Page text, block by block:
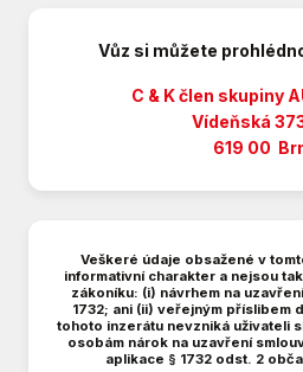
Dvouzónová klimatizace
El. okna
El. seřiditelná sedadla
El. sklopná zrcátka
Hlasové ovládání
Hlídání jízdního pruhu
Hlídání mrtvého úhlu
Hlídání provozu při
Vůz si můžete
C & K člen skupiny
Vídeňská
619 00
Veškeré údaje obsažené v
informativní charakter a nejsou
zákoníku: (i) návrhem na
1732; ani (ii) veřejným příslibem
tohoto inzerátu nevzniká uživateli
osobám nárok na uzavření
aplikace § 1732 odst. 2